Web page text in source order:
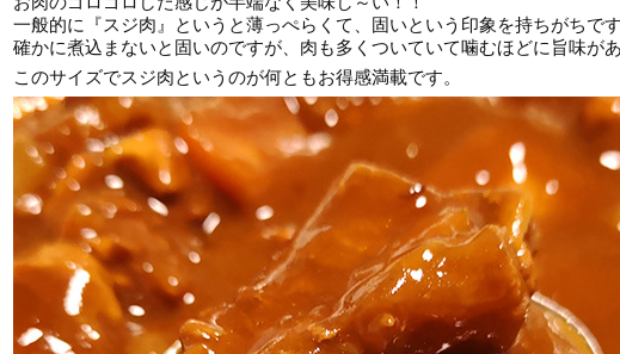
一般的に『スジ肉』というと薄っぺらくて、固いという印象を持ちがちで
確かに煮込まないと固いのですが、肉も多くついていて噛むほどに旨味が
このサイズでスジ肉というのが何ともお得感満載です。